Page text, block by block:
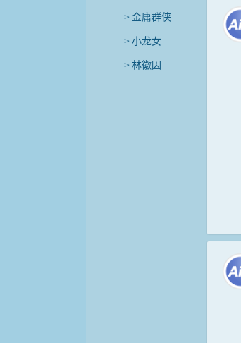
金庸群侠
小龙女
林徽因